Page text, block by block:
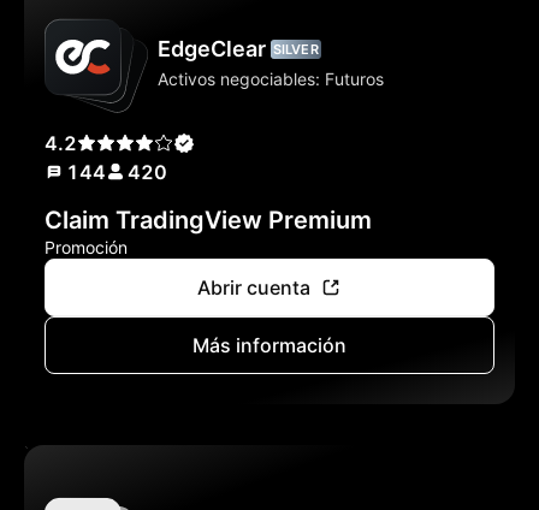
EdgeClear SILVER
Activos negociables: Futuros
4.2
144
420
Claim TradingView Premium
Promoción
Abrir cuenta
Más información